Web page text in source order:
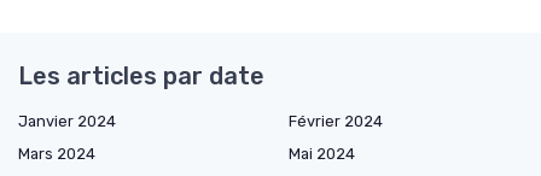
Les articles par date
Janvier 2024
Février 2024
Mars 2024
Mai 2024